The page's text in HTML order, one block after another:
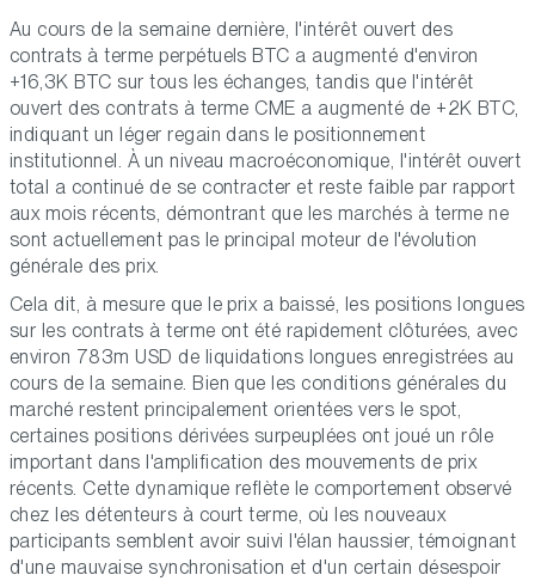
Au cours de la semaine dernière, l'intérêt ouvert des
contrats à terme perpétuels BTC a augmenté d'environ
+16,3K BTC sur tous les échanges, tandis que l'intérêt
ouvert des contrats à terme CME a augmenté de +2K BTC,
indiquant un léger regain dans le positionnement
institutionnel. À un niveau macroéconomique, l'intérêt ouvert
total a continué de se contracter et reste faible par rapport
aux mois récents, démontrant que les marchés à terme ne
sont actuellement pas le principal moteur de l'évolution
générale des prix.
Cela dit, à mesure que le prix a baissé, les positions longues
sur les contrats à terme ont été rapidement clôturées, avec
environ 783m USD de liquidations longues enregistrées au
cours de la semaine. Bien que les conditions générales du
marché restent principalement orientées vers le spot,
certaines positions dérivées surpeuplées ont joué un rôle
important dans l'amplification des mouvements de prix
récents. Cette dynamique reflète le comportement observé
chez les détenteurs à court terme, où les nouveaux
participants semblent avoir suivi l'élan haussier, témoignant
d'une mauvaise synchronisation et d'un certain désespoir